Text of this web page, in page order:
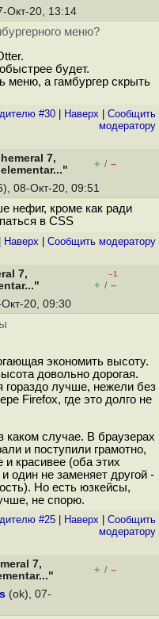
Окт-20, 13:14
меню?
будет.
меню, а гамбургер скрыть
#30 Наверх
Cообщить
модератору
7,
+ / –
08-Окт-20, 09:51
нефиг, кроме как ради
в CSS
Наверх Cообщить модератору
7,
–1
+ / –
20, 09:30
экономить высоту.
довольно дорогая.
гораздо лучше, нежели без
Firefox, где это долго не
каком случае. В браузерах
и поступили грамотно,
и красивее (оба этих
один не заменяет другой -
Но есть юзкейсы,
не спорю.
#25 Наверх
Cообщить
модератору
7,
+ / –
(ok), 07-